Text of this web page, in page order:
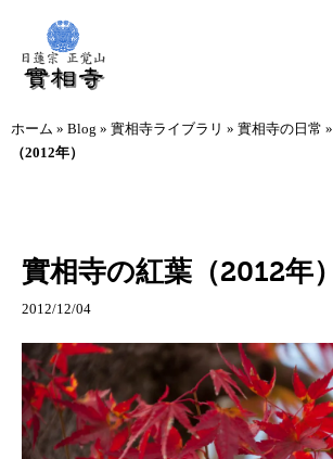
ホーム » Blog » 實相寺ライブラリ » 實相寺の日常 »
（2012年）
實相寺の紅葉（2012年）
2012/12/04